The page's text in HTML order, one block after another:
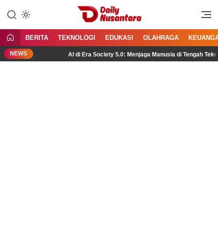
konten
Daily Nusantara
Menyajikan Fakta, Menginspirasi
BERITA TEKNOLOGI EDUKASI OLAHRAGA
NEWS AI di Era Society 5.0: Menjaga Manusia di Tengah Teknologi